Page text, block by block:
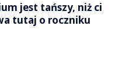
jest tańszy, niż ci
tutaj o roczniku